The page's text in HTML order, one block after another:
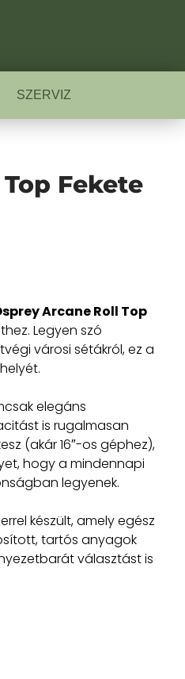
SZERVIZ
Fekete
Arcane Roll Top
Legyen szó
városi sétákról, ez a
elegáns
is rugalmasan
(akár 16″-os géphez),
hogy a mindennapi
legyenek.
készült, amely egész
tartós anyagok
választást is